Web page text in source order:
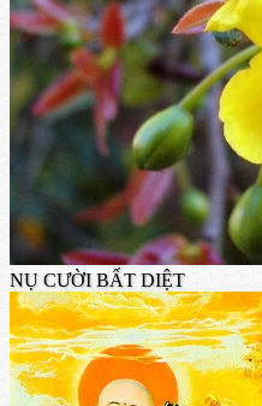
NỤ CƯỜI BẤT DIỆT